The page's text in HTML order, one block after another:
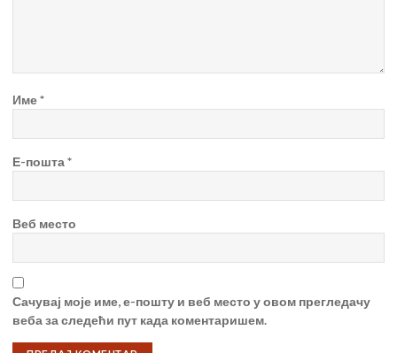
Име*
Е-пошта*
Веб место
Сачувај моје име, е-пошту и веб место у овом прегледачу
веба за следећи пут када коментаришем.